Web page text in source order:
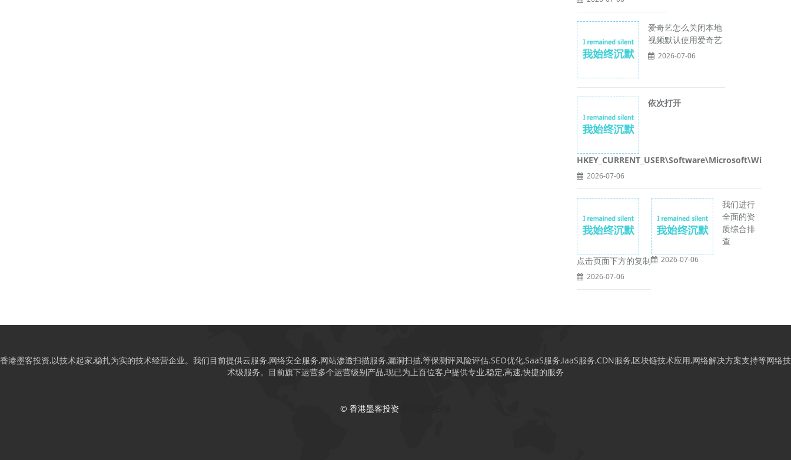
爱奇艺怎么关闭本地
视频默认使用爱奇艺
2026-07-06
依次打开
HKEY_CURRENT_USER\Software\Microsoft\Wi
2026-07-06
点击页面下方的复制
2026-07-06
我们进行
全面的资
质综合排
查
2026-07-06
香港墨客投资,以技术起家,稳扎为实的技术经营企业。我们目前提供云服务,网络安全服务,网站渗透扫描服务,漏洞扫描,等保测评风险评估.SEO优化,SaaS服务,IaaS服务,CDN服务,区块链技术应用,网络解决方案支持等网络技
术级服务。目前旗下运营多个运营级别产品,现已为上百位客户提供专业,稳定,高速,快捷的服务
© 香港墨客投资